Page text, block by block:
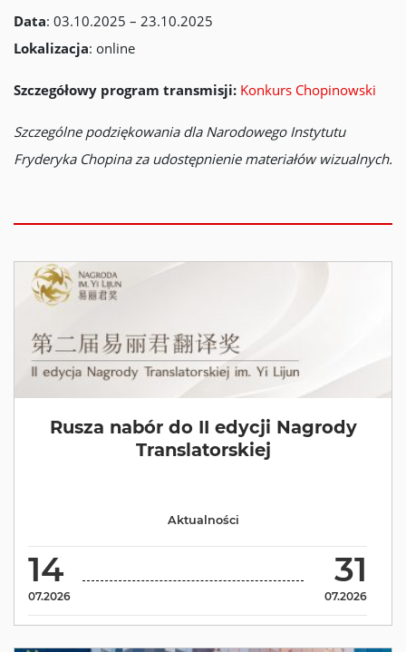
Data: 03.10.2025 – 23.10.2025
Lokalizacja: online
Szczegółowy program transmisji: Konkurs Chopinowski
Szczególne podziękowania dla Narodowego Instytutu
Fryderyka Chopina za udostępnienie materiałów wizualnych.
Rusza nabór do II edycji Nagrody
Translatorskiej
14
07.2026
31
07.2026
Aktualności